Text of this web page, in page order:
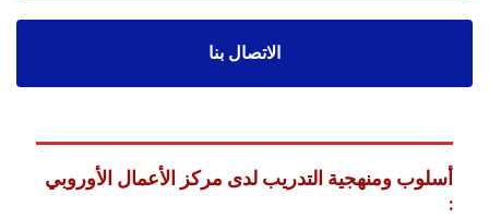
الاتصال بنا
أسلوب ومنهجية التدريب لدى مركز الأعمال الأوروبي
: